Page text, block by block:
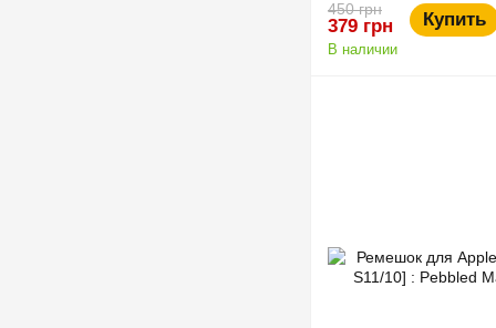
450 грн
379 грн Купить
В наличии